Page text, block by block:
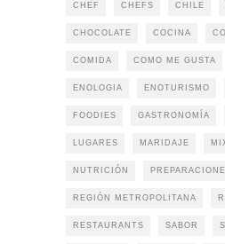
CHEF CHEFS CHILE
CHOCOLATE COCINA
COMIDA COMO ME GUSTA
ENOLOGIA ENOTURISMO
FOODIES GASTRONOMÍA
LUGARES MARIDAJE
NUTRICIÓN
REGIÓN METROPOLITANA
RESTAURANTS SABOR